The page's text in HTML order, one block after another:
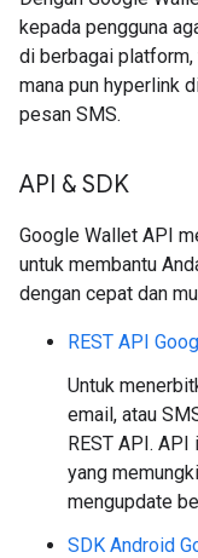
kepada pengguna
di berbagai
mana pun hyperlink
pesan SMS.
API & SDK
Google Wallet API
untuk membantu
dengan cepat dan
REST API
Untuk
email, atau
REST API.
yang
mengupdate
SDK Android